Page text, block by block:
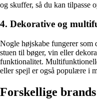
og skuffer, så du kan tilpasse
4. Dekorative og
Nogle højskabe fungerer som
stuen til bøger, vin eller
funktionalitet.
eller spejl er også populære i
Forskellige